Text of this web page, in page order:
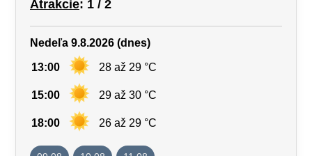
Atrakcie: 1 / 2
Nedeľa 9.8.2026 (dnes)
13:00 28 až 29 °C
15:00 29 až 30 °C
18:00 26 až 29 °C